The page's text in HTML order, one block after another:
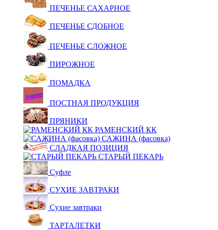
ПЕЧЕНЬЕ САХАРНОЕ
ПЕЧЕНЬЕ СДОБНОЕ
ПЕЧЕНЬЕ СЛОЖНОЕ
ПИРОЖНОЕ
ПОМАДКА
ПОСТНАЯ ПРОДУКЦИЯ
ПРЯНИКИ
РАМЕНСКИЙ КК
САЖИНА (фасовка)
СЛАДКАЯ ПОЗИЦИЯ
СТАРЫЙ ПЕКАРЬ
Суфле
СУХИЕ ЗАВТРАКИ
Сухие завтраки
ТАРТАЛЕТКИ